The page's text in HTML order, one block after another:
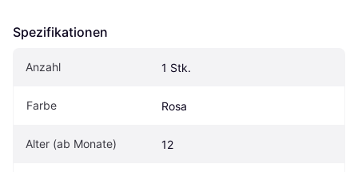
Spezifikationen
Anzahl 1 Stk.
Farbe Rosa
Alter (ab Monate) 12